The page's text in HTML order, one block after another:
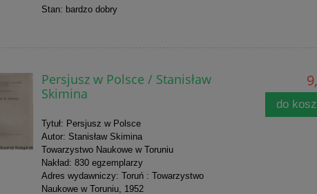
Stan: bardzo dobry
Persjusz w Polsce / Stanisław
Skimina
Tytuł: Persjusz w Polsce
Autor: Stanisław Skimina
Towarzystwo Naukowe w Toruniu
Nakład: 830 egzemplarzy
Adres wydawniczy: Toruń : Towarzystwo
Naukowe w Toruniu, 1952
do